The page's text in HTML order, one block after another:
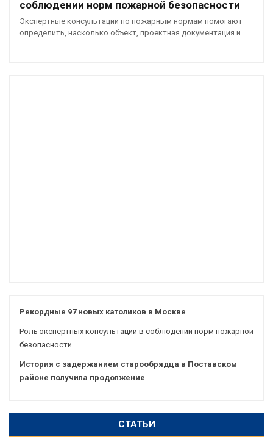
соблюдении норм пожарной безопасности
Экспертные консультации по пожарным нормам помогают
определить, насколько объект, проектная документация и…
Рекордные 97 новых католиков в Москве
Роль экспертных консультаций в соблюдении норм пожарной
безопасности
История с задержанием старообрядца в Поставском
районе получила продолжение
СТАТЬИ